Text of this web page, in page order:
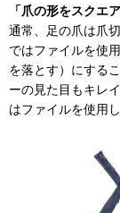
「爪の形をスクエ
通常、足の爪は爪
ではファイルを使
を落とす）にする
ーの見た目もキレ
はファイルを使用